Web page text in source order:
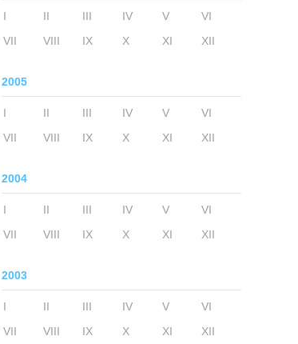
I II III IV V
VI
VII
VIII IX X XI XII
2005
I II III IV V
VI
VII
VIII IX X XI XII
2004
I II III IV V
VI
VII
VIII IX X XI XII
2003
I II III IV V
VI
VII
VIII IX X XI XII